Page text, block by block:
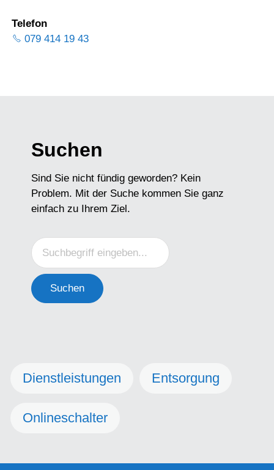
Telefon
079 414 19 43
Suchen
Sind Sie nicht fündig geworden? Kein
Problem. Mit der Suche kommen Sie ganz
einfach zu Ihrem Ziel.
Suchen
Dienstleistungen Entsorgung
Onlineschalter